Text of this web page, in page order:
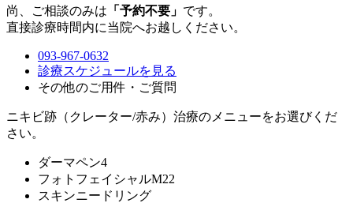
尚、ご相談のみは 「予約不要」 です。
直接診療時間内に当院へお越しください。
093-967-0632
診療スケジュールを見る
その他のご用件・ご質問
ニキビ跡（クレーター/赤み）治療のメニューをお選びくだ
さい。
ダーマペン4
フォトフェイシャルM22
スキンニードリング